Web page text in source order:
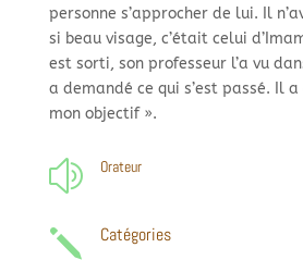
personne s’approcher de lui. Il
si beau visage, c’était celui
est sorti, son professeur l’a vu
a demandé ce qui s’est passé. Il
mon objectif ». ​
z Orateur
j Catégories